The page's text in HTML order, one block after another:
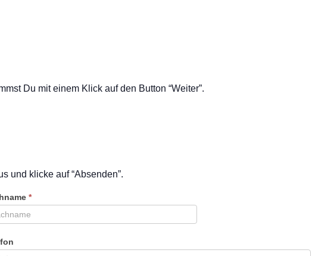
Du mit einem Klick auf den Button “Weiter”.
und klicke auf “Absenden”.
*